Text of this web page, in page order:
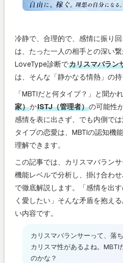
冷静で、合理的で、感情に振り
は、たった一人の相手との深い繋
LoveType診断でカリスマバラン
は、そんな「静かなる情熱」の持
「MBTIだと何タイプ？」と聞か
家）かISTJ（管理者）の可能性
感情を表に出さず、でも内側で
タイプの恋愛は、MBTIの認知機
理解できます。
この記事では、カリスマバラン
機能レベルで分析し、掛け合わ
で徹底解説します。「感情を出
く愛したい」そんな矛盾を抱え
い内容です。
カリスマバランサーって、落
カリスマ性があるよね。MBTI
のかな？